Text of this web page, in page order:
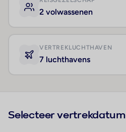
2 volwassenen
VERTREKLUCHTHAVEN
7 luchthavens
Selecteer vertrekdatum